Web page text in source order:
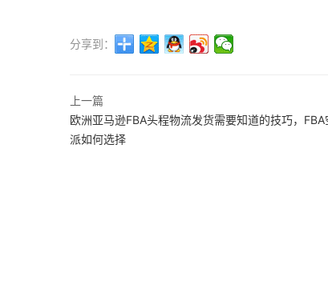
分享到：
上一篇
欧洲亚马逊FBA头程物流发货需要知道的技巧，
派如何选择